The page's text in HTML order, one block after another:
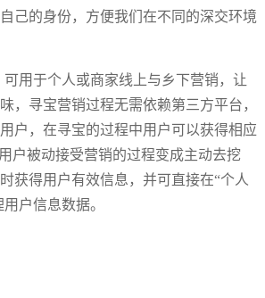
己的身份，方便我们在不同的深交环境
用于个人或商家线上与乡下营销，让
，寻宝营销过程无需依赖第三方平台，
户，在寻宝的过程中用户可以获得相应
户被动接受营销的过程变成主动去挖
获得用户有效信息，并可直接在“个人
户信息数据。